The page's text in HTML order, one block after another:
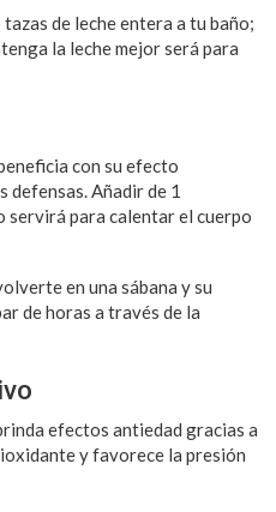
de leche entera a tu baño;
la leche mejor será para
con su efecto
Añadir de 1
servirá para calentar el cuerpo
en una sábana y su
de horas a través de la
efectos antiedad gracias a
y favorece la presión